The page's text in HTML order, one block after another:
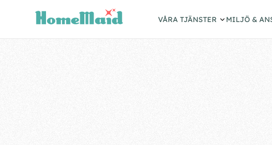
VÅRA TJÄNSTER MILJÖ &